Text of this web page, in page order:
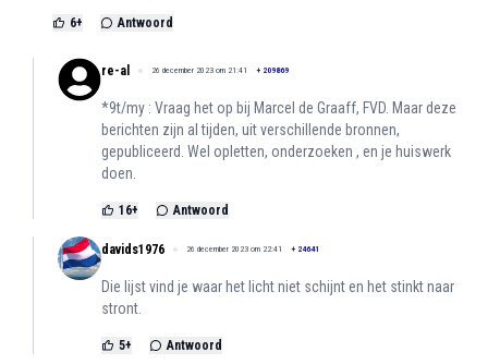
6+ Antwoord
re-al 26 december 2023 om 21:41 + 209869
*9t/my : Vraag het op bij Marcel de Graaff, FVD. Maar deze
berichten zijn al tijden, uit verschillende bronnen,
gepubliceerd. Wel opletten, onderzoeken , en je huiswerk
doen.
16+ Antwoord
davids1976 26 december 2023 om 22:41 + 24641
Die lijst vind je waar het licht niet schijnt en het stinkt naar
stront.
5+ Antwoord